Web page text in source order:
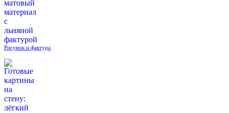
Рисунок и фактура